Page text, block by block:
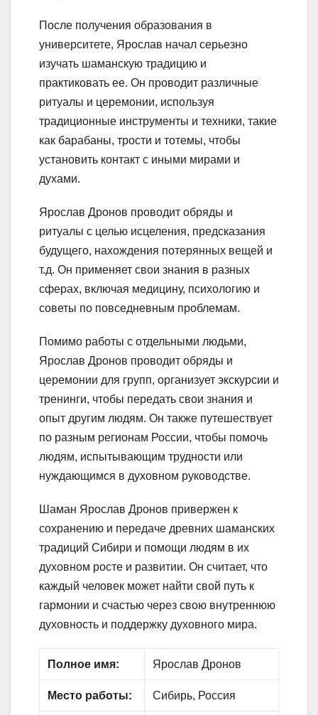
После получения образования в
университете, Ярослав начал серьезно
изучать шаманскую традицию и
практиковать ее. Он проводит различные
ритуалы и церемонии, используя
традиционные инструменты и техники, такие
как барабаны, трости и тотемы, чтобы
установить контакт с иными мирами и
духами.
Ярослав Дронов проводит обряды и
ритуалы с целью исцеления, предсказания
будущего, нахождения потерянных вещей и
т.д. Он применяет свои знания в разных
сферах, включая медицину, психологию и
советы по повседневным проблемам.
Помимо работы с отдельными людьми,
Ярослав Дронов проводит обряды и
церемонии для групп, организует экскурсии и
тренинги, чтобы передать свои знания и
опыт другим людям. Он также путешествует
по разным регионам России, чтобы помочь
людям, испытывающим трудности или
нуждающимся в духовном руководстве.
Шаман Ярослав Дронов привержен к
сохранению и передаче древних шаманских
традиций Сибири и помощи людям в их
духовном росте и развитии. Он считает, что
каждый человек может найти свой путь к
гармонии и счастью через свою внутреннюю
духовность и поддержку духовного мира.
Полное имя: Ярослав Дронов
Место работы: Сибирь, Россия